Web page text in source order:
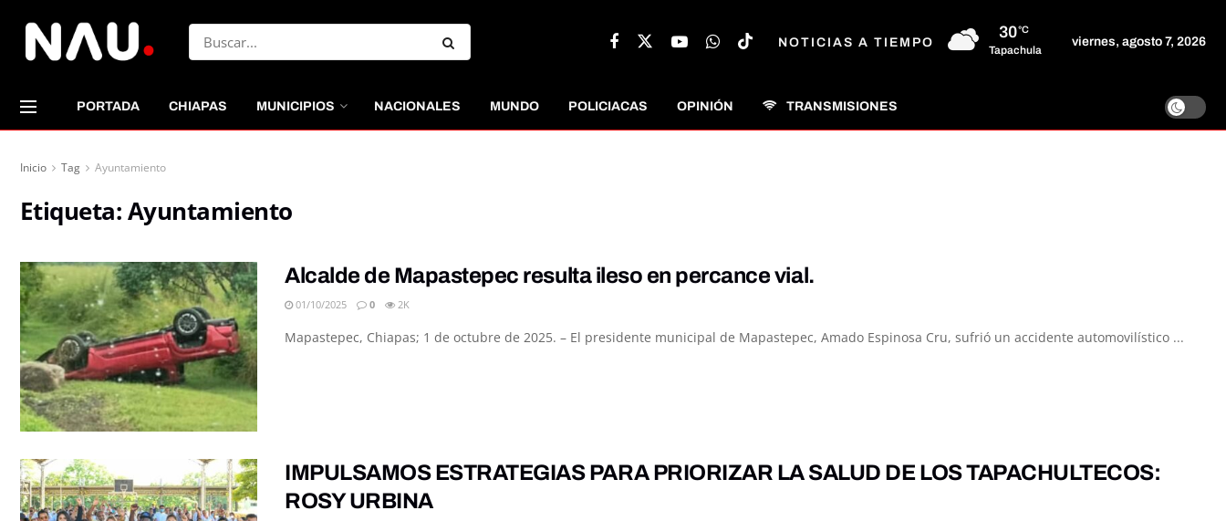
NOTICIAS A TIEMPO
30°C
Tapachula
viernes, agosto 7, 2026
PORTADA CHIAPAS MUNICIPIOS NACIONALES MUNDO POLICIACAS OPINIÓN TRANSMISIONES
Inicio Tag Ayuntamiento
Etiqueta:Ayuntamiento
Alcalde de Mapastepec resulta ileso en percance vial.
01/10/2025 0 2K
Mapastepec, Chiapas; 1 de octubre de 2025. – El presidente municipal de Mapastepec, Amado Espinosa Cru, sufrió un accidente automovilístico ...
IMPULSAMOS ESTRATEGIAS PARA PRIORIZAR LA SALUD DE LOS TAPACHULTECOS:
ROSY URBINA